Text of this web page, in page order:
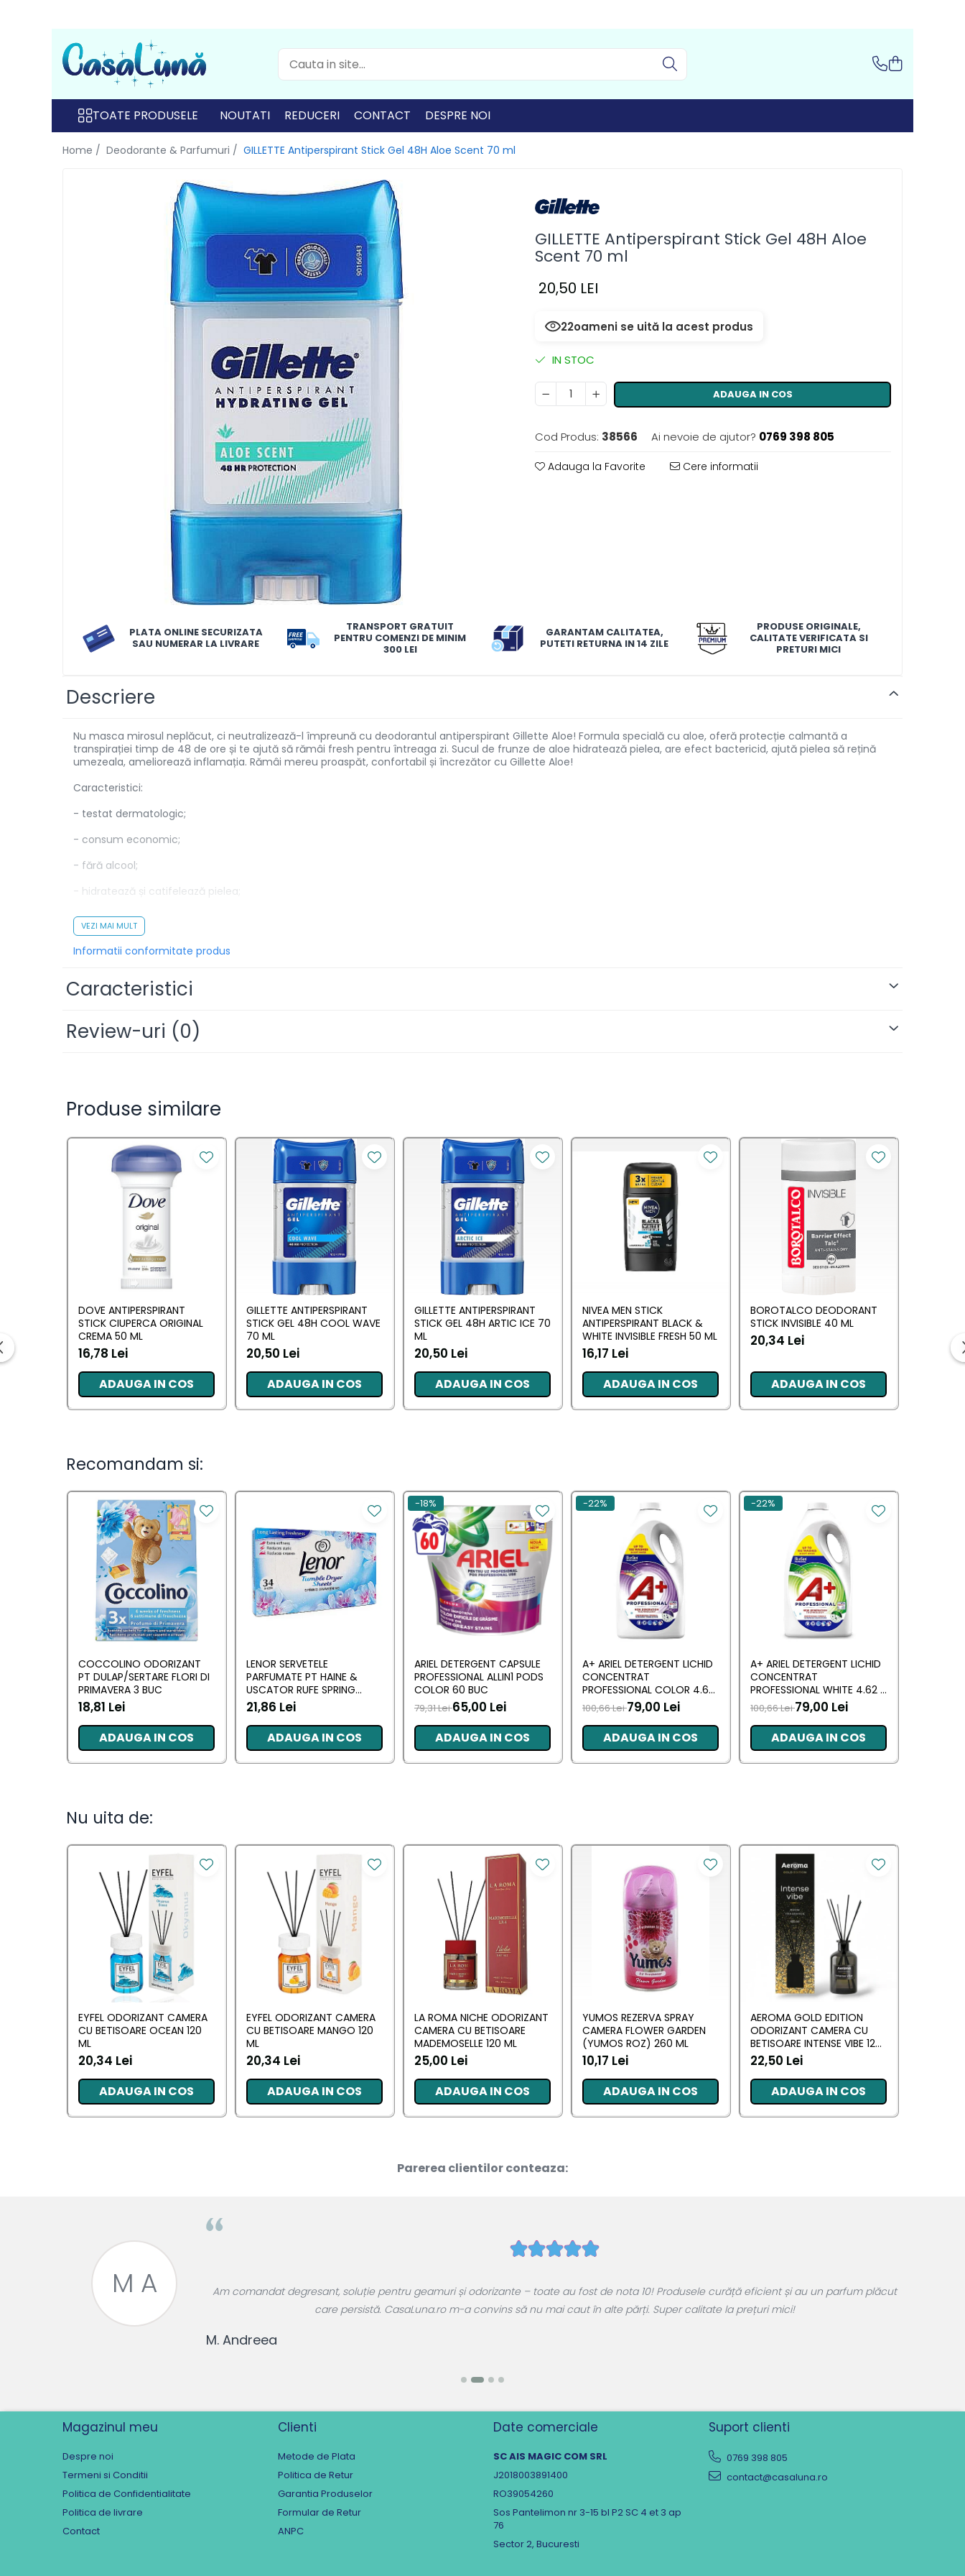
Toate Produsele
Gamma D'ORO
Gamma D'ORO
Gamma D'ORO Odorizant Cu
Betisoare 120 ml
Solutie de intretinere textile
Produse Dezinfectante-
Produse de uz casnic
Produse de uz casnic
Daunatoare
Diverse produse de uz casnic
Servetele Umede Multisuprfete
Bureti/Perie
Deo Incaltaminte
Balsam de par
Fixativ si spuma de par
Masca & Gel de par
Servetele Umede & Uscate
Ingrijire copii
Cosmetice copii
Odorizante
Aer Conditionat
Lumanari Parfumate
Deodorante & Parfumuri
Deodorante &
Parfumuri
Casete cadou
Covoare & Tapiterii
TOATE PRODUSELE NOUTATI REDUCERI CONTACT DESPRE NOI
Home / Deodorante & Parfumuri / GILLETTE Antiperspirant Stick Gel 48H Aloe Scent 70 ml
GILLETTE Antiperspirant Stick Gel 48H Aloe
Scent 70 ml
20,50 LEI
22oameni se uită la acest produs
IN STOC
ADAUGA IN COS
Cod Produs: 38566 Ai nevoie de ajutor? 0769 398 805
Adauga la Favorite Cere informatii
PLATA ONLINE SECURIZATA
SAU NUMERAR LA LIVRARE
TRANSPORT GRATUIT
PENTRU COMENZI DE MINIM
300 LEI
GARANTAM CALITATEA,
PUTETI RETURNA IN 14 ZILE
PRODUSE ORIGINALE,
CALITATE VERIFICATA SI
PRETURI MICI
Descriere
Nu masca mirosul neplăcut, ci neutralizează-l împreună cu deodorantul antiperspirant Gillette Aloe! Formula specială cu aloe, oferă protecție calmantă a
transpirației timp de 48 de ore și te ajută să rămâi fresh pentru întreaga zi. Sucul de frunze de aloe hidratează pielea, are efect bactericid, ajută pielea să rețină
umezeala, ameliorează inflamația. Rămâi mereu proaspăt, confortabil și încrezător cu Gillette Aloe!
Caracteristici:
- testat dermatologic;
- consum economic;
- fără alcool;
- hidratează și catifelează pielea;
- confortabil în purtare, datorită dimensiunilor compacte;
- efect plăcut revigorant;
- nu se aplică pe pielea deteriorată sau iritată.
VEZI MAI MULT
Informatii conformitate produs
Caracteristici
Review-uri (0)
Produse similare
DOVE ANTIPERSPIRANT
STICK CIUPERCA ORIGINAL
CREMA 50 ML
16,78 Lei
ADAUGA IN COS
GILLETTE ANTIPERSPIRANT
STICK GEL 48H COOL WAVE
70 ML
20,50 Lei
ADAUGA IN COS
GILLETTE ANTIPERSPIRANT
STICK GEL 48H ARTIC ICE 70
ML
20,50 Lei
ADAUGA IN COS
NIVEA MEN STICK
ANTIPERSPIRANT BLACK &
WHITE INVISIBLE FRESH 50 ML
16,17 Lei
ADAUGA IN COS
BOROTALCO DEODORANT
STICK INVISIBLE 40 ML
20,34 Lei
ADAUGA IN COS
Recomandam si:
COCCOLINO ODORIZANT
PT DULAP/SERTARE FLORI DI
PRIMAVERA 3 BUC
18,81 Lei
ADAUGA IN COS
LENOR SERVETELE
PARFUMATE PT HAINE &
USCATOR RUFE SPRING
AWAKENING 34 BUC
21,86 Lei
ADAUGA IN COS
-18%
ARIEL DETERGENT CAPSULE
PROFESSIONAL ALLIN1 PODS
COLOR 60 BUC
79,31 Lei65,00 Lei
ADAUGA IN COS
-22%
A+ ARIEL DETERGENT LICHID
CONCENTRAT
PROFESSIONAL COLOR 4.62
L (102 SPALARI)
100,66 Lei79,00 Lei
ADAUGA IN COS
-22%
A+ ARIEL DETERGENT LICHID
CONCENTRAT
PROFESSIONAL WHITE 4.62 L
(102 SPALARI)
100,66 Lei79,00 Lei
ADAUGA IN COS
Nu uita de:
EYFEL ODORIZANT CAMERA
CU BETISOARE OCEAN 120
ML
20,34 Lei
ADAUGA IN COS
EYFEL ODORIZANT CAMERA
CU BETISOARE MANGO 120
ML
20,34 Lei
ADAUGA IN COS
LA ROMA NICHE ODORIZANT
CAMERA CU BETISOARE
MADEMOSELLE 120 ML
25,00 Lei
ADAUGA IN COS
YUMOS REZERVA SPRAY
CAMERA FLOWER GARDEN
(YUMOS ROZ) 260 ML
10,17 Lei
ADAUGA IN COS
AEROMA GOLD EDITION
ODORIZANT CAMERA CU
BETISOARE INTENSE VIBE 125
ML
22,50 Lei
ADAUGA IN COS
Parerea clientilor conteaza:
M A
M. Andreea
Am comandat degresant, soluție pentru geamuri și odorizante – toate au fost de nota 10! Produsele curăță eficient și au un parfum plăcut
care persistă. CasaLuna.ro m-a convins să nu mai caut în alte părți. Super calitate la prețuri mici!
Magazinul meu
Despre noi
Termeni si Conditii
Politica de Confidentialitate
Politica de livrare
Contact
Clienti
Metode de Plata
Politica de Retur
Garantia Produselor
Formular de Retur
ANPC
Date comerciale
SC AIS MAGIC COM SRL
J2018003891400
RO39054260
Sos Pantelimon nr 3-15 bl P2 SC 4 et 3 ap
76
Sector 2, Bucuresti
Suport clienti
0769 398 805
contact@casaluna.ro